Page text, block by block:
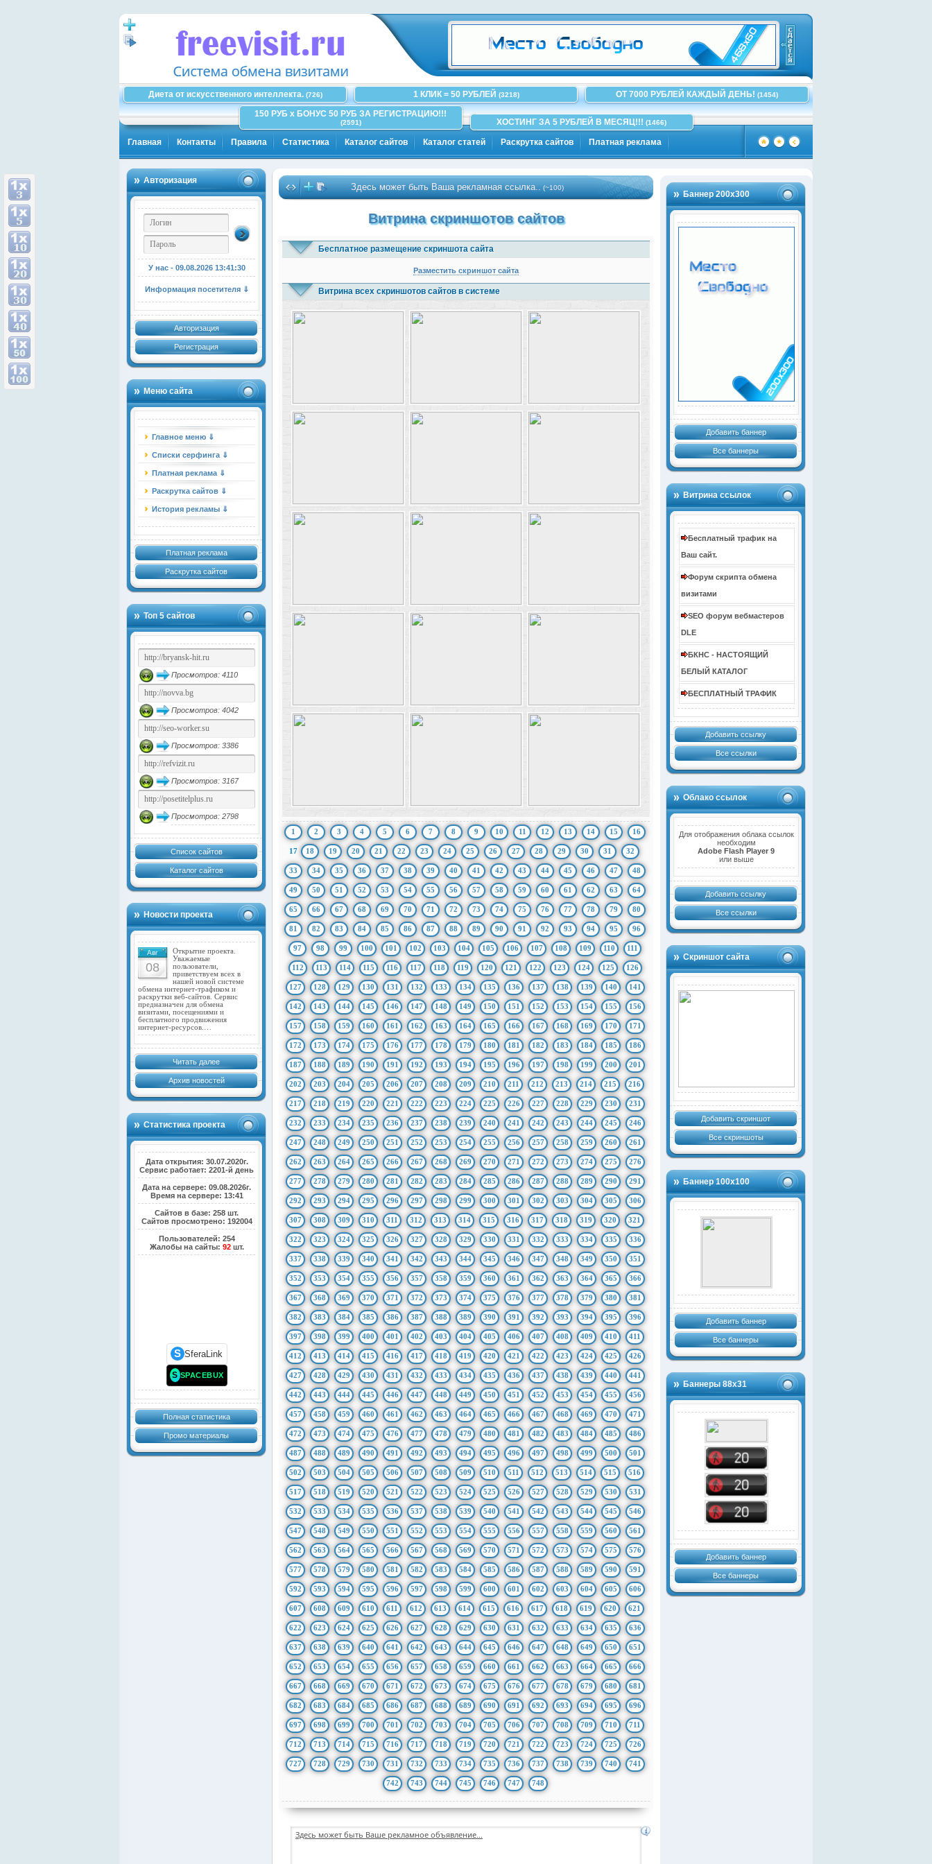
Диета от искусственного интеллекта.(726) 1 КЛИК = 50 РУБЛЕЙ (3218) ОТ 7000 РУБЛЕЙ КАЖДЫЙ ДЕНЬ! (1454)
150 РУБ x БОНУС 50 РУБ ЗА РЕГИСТРАЦИЮ!!!
(2591) ХОСТИНГ ЗА 5 РУБЛЕЙ В МЕСЯЦ!!! (1466)
Главная Контакты Правила Статистика Каталог сайтов Каталог статей Раскрутка сайтов Платная реклама
Авторизация
У нас - 09.08.2026 13:41:31
Информация посетителя ⇓
Авторизация
Регистрация
Меню сайта
Главное меню ⇓
Списки серфинга ⇓
Платная реклама ⇓
Раскрутка сайтов ⇓
История рекламы ⇓
Платная реклама
Раскрутка сайтов
Топ 5 сайтов
Просмотров: 4110
Просмотров: 4042
Просмотров: 3386
Просмотров: 3167
Просмотров: 2798
Список сайтов
Каталог сайтов
Новости проекта
Авг
08
Открытие проекта.
Уважаемые
пользователи,
приветствуем всех в
нашей новой системе
обмена интернет-трафиком и
раскрутки веб-сайтов. Сервис
предназначен для обмена
визитами, посещениями и
бесплатного продвижения
интернет-ресурсов.…
Читать далее
Архив новостей
Статистика проекта
Дата открытия: 30.07.2020г.
Сервис работает: 2201-й день
Дата на сервере: 09.08.2026г.
Время на сервере: 13:41
Сайтов в базе: 258 шт.
Сайтов просмотрено: 192004
Пользователей: 254
Жалобы на сайты: 92шт.
S SferaLink
S SPACEBUX
Полная статистика
Промо материалы
Баннер 200х300
Добавить баннер
Все баннеры
Витрина ссылок
Бесплатный трафик на
Ваш сайт.
Форум скрипта обмена
визитами
SEO форум вебмастеров
DLE
БКНС - НАСТОЯЩИЙ
БЕЛЫЙ КАТАЛОГ
БЕСПЛАТНЫЙ ТРАФИК
Добавить ссылку
Все ссылки
Облако ссылок
Для отображения облака ссылок
необходим
Adobe Flash Player 9
или выше
Добавить ссылку
Все ссылки
Скриншот сайта
Добавить скриншот
Все скриншоты
Баннер 100х100
Добавить баннер
Все баннеры
Баннеры 88х31
Добавить баннер
Все баннеры
Здесь может быть Ваша рекламная ссылка..(~100)
Витрина скриншотов сайтов
Бесплатное размещение скриншота сайта
Разместить скриншот сайта
Витрина всех скриншотов сайтов в системе
1 2 3 4 5 6 7 8 9 10 11 12 13 14 15 16
17 18 19 20 21 22 23 24 25 26 27 28 29 30 31 32
33 34 35 36 37 38 39 40 41 42 43 44 45 46 47 48
49 50 51 52 53 54 55 56 57 58 59 60 61 62 63 64
65 66 67 68 69 70 71 72 73 74 75 76 77 78 79 80
81 82 83 84 85 86 87 88 89 90 91 92 93 94 95 96
97 98 99 100 101 102 103 104 105 106 107 108 109 110 111
112 113 114 115 116 117 118 119 120 121 122 123 124 125 126
127 128 129 130 131 132 133 134 135 136 137 138 139 140 141
142 143 144 145 146 147 148 149 150 151 152 153 154 155 156
157 158 159 160 161 162 163 164 165 166 167 168 169 170 171
172 173 174 175 176 177 178 179 180 181 182 183 184 185 186
187 188 189 190 191 192 193 194 195 196 197 198 199 200 201
202 203 204 205 206 207 208 209 210 211 212 213 214 215 216
217 218 219 220 221 222 223 224 225 226 227 228 229 230 231
232 233 234 235 236 237 238 239 240 241 242 243 244 245 246
247 248 249 250 251 252 253 254 255 256 257 258 259 260 261
262 263 264 265 266 267 268 269 270 271 272 273 274 275 276
277 278 279 280 281 282 283 284 285 286 287 288 289 290 291
292 293 294 295 296 297 298 299 300 301 302 303 304 305 306
307 308 309 310 311 312 313 314 315 316 317 318 319 320 321
322 323 324 325 326 327 328 329 330 331 332 333 334 335 336
337 338 339 340 341 342 343 344 345 346 347 348 349 350 351
352 353 354 355 356 357 358 359 360 361 362 363 364 365 366
367 368 369 370 371 372 373 374 375 376 377 378 379 380 381
382 383 384 385 386 387 388 389 390 391 392 393 394 395 396
397 398 399 400 401 402 403 404 405 406 407 408 409 410 411
412 413 414 415 416 417 418 419 420 421 422 423 424 425 426
427 428 429 430 431 432 433 434 435 436 437 438 439 440 441
442 443 444 445 446 447 448 449 450 451 452 453 454 455 456
457 458 459 460 461 462 463 464 465 466 467 468 469 470 471
472 473 474 475 476 477 478 479 480 481 482 483 484 485 486
487 488 489 490 491 492 493 494 495 496 497 498 499 500 501
502 503 504 505 506 507 508 509 510 511 512 513 514 515 516
517 518 519 520 521 522 523 524 525 526 527 528 529 530 531
532 533 534 535 536 537 538 539 540 541 542 543 544 545 546
547 548 549 550 551 552 553 554 555 556 557 558 559 560 561
562 563 564 565 566 567 568 569 570 571 572 573 574 575 576
577 578 579 580 581 582 583 584 585 586 587 588 589 590 591
592 593 594 595 596 597 598 599 600 601 602 603 604 605 606
607 608 609 610 611 612 613 614 615 616 617 618 619 620 621
622 623 624 625 626 627 628 629 630 631 632 633 634 635 636
637 638 639 640 641 642 643 644 645 646 647 648 649 650 651
652 653 654 655 656 657 658 659 660 661 662 663 664 665 666
667 668 669 670 671 672 673 674 675 676 677 678 679 680 681
682 683 684 685 686 687 688 689 690 691 692 693 694 695 696
697 698 699 700 701 702 703 704 705 706 707 708 709 710 711
712 713 714 715 716 717 718 719 720 721 722 723 724 725 726
727 728 729 730 731 732 733 734 735 736 737 738 739 740 741
742 743 744 745 746 747 748
Здесь может быть Ваше рекламное объявление...